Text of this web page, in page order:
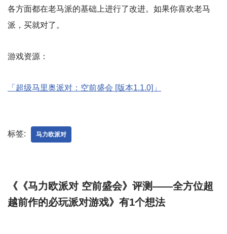
各方面都在老马派的基础上进行了改进。如果你喜欢老马
派，买就对了。
游戏资源：
「超级马里奥派对：空前盛会 [版本1.1.0]」
标签: 马力欧派对
《《马力欧派对 空前盛会》评测——全方位超
越前作的必玩派对游戏》有1个想法